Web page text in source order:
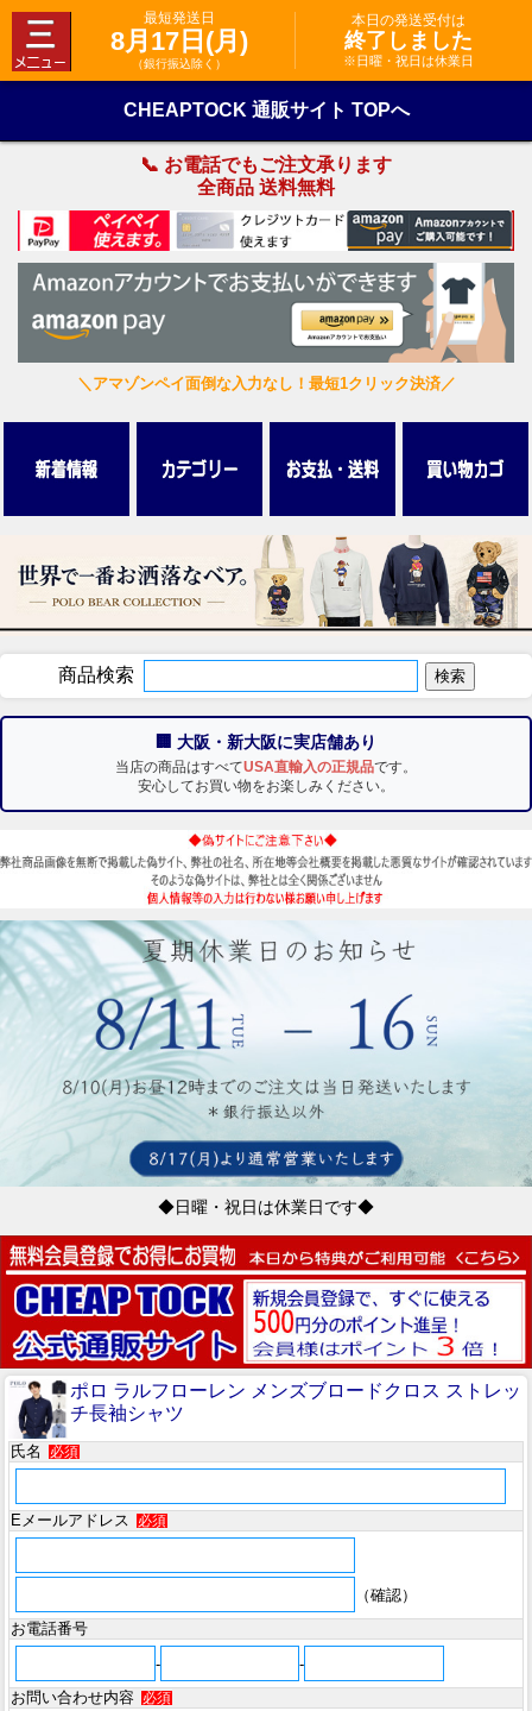
最短発送日
8月17日(月)
（銀行振込除く）
本日の発送受付は
終了しました
※日曜・祝日は休業日
CHEAPTOCK 通販サイト TOPへ
📞 お電話でもご注文承ります
全商品 送料無料
＼アマゾンペイ面倒な入力なし！最短1クリック決済／
商品検索
🏢 大阪・新大阪に実店舗あり
当店の商品はすべてUSA直輸入の正規品です。
安心してお買い物をお楽しみください。
◆日曜・祝日は休業日です◆
ポロ ラルフローレン メンズブロードクロス ストレッ
チ長袖シャツ
氏名 必須
Eメールアドレス 必須
（確認）
お電話番号
-
-
お問い合わせ内容
必須